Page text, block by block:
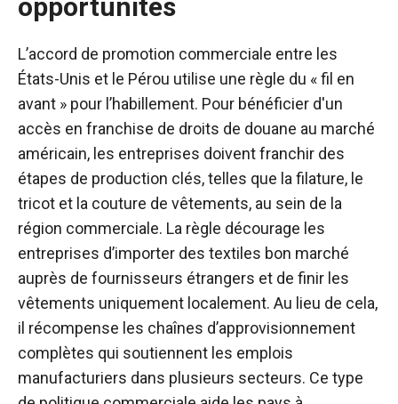
opportunités
L’accord de promotion commerciale entre les
États-Unis et le Pérou utilise une règle du « fil en
avant » pour l’habillement. Pour bénéficier d'un
accès en franchise de droits de douane au marché
américain, les entreprises doivent franchir des
étapes de production clés, telles que la filature, le
tricot et la couture de vêtements, au sein de la
région commerciale. La règle décourage les
entreprises d’importer des textiles bon marché
auprès de fournisseurs étrangers et de finir les
vêtements uniquement localement. Au lieu de cela,
il récompense les chaînes d’approvisionnement
complètes qui soutiennent les emplois
manufacturiers dans plusieurs secteurs. Ce type